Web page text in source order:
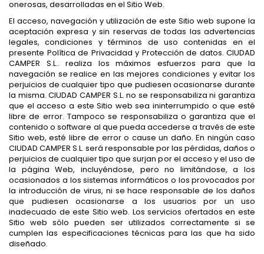
onerosas, desarrolladas en el Sitio Web.
El acceso, navegación y utilización de este Sitio web supone la
aceptación expresa y sin reservas de todas las advertencias
legales, condiciones y términos de uso contenidas en el
presente Política de Privacidad y Protección de datos. CIUDAD
CAMPER S.L.. realiza los máximos esfuerzos para que la
navegación se realice en las mejores condiciones y evitar los
perjuicios de cualquier tipo que pudiesen ocasionarse durante
la misma. CIUDAD CAMPER S.L. no se responsabiliza ni garantiza
que el acceso a este Sitio web sea ininterrumpido o que esté
libre de error. Tampoco se responsabiliza o garantiza que el
contenido o software al que pueda accederse a través de este
Sitio web, esté libre de error o cause un daño. En ningún caso
CIUDAD CAMPER S.L. será responsable por las pérdidas, daños o
perjuicios de cualquier tipo que surjan por el acceso y el uso de
la página Web, incluyéndose, pero no limitándose, a los
ocasionados a los sistemas informáticos o los provocados por
la introducción de virus, ni se hace responsable de los daños
que pudiesen ocasionarse a los usuarios por un uso
inadecuado de este Sitio web. Los servicios ofertados en este
Sitio web sólo pueden ser utilizados correctamente si se
cumplen las especificaciones técnicas para las que ha sido
diseñado.